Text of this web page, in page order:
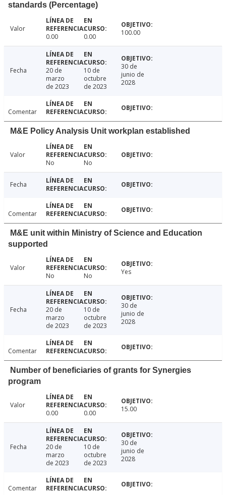
standards (Percentage)
Valor
0.00
0.00 100.00
Fecha
20 de
marzo
de 2023
10 de
octubre
de 2023
30 de
junio de
2028
Comentar
M&E Policy Analysis Unit workplan established
Valor
No
No
Fecha
Comentar
M&E unit within Ministry of Science and Education
supported
Valor
No
No Yes
Fecha
20 de
marzo
de 2023
10 de
octubre
de 2023
30 de
junio de
2028
Comentar
Number of beneficiaries of grants for Synergies
program
Valor
0.00
0.00 15.00
Fecha
20 de
marzo
de 2023
10 de
octubre
de 2023
30 de
junio de
2028
Comentar